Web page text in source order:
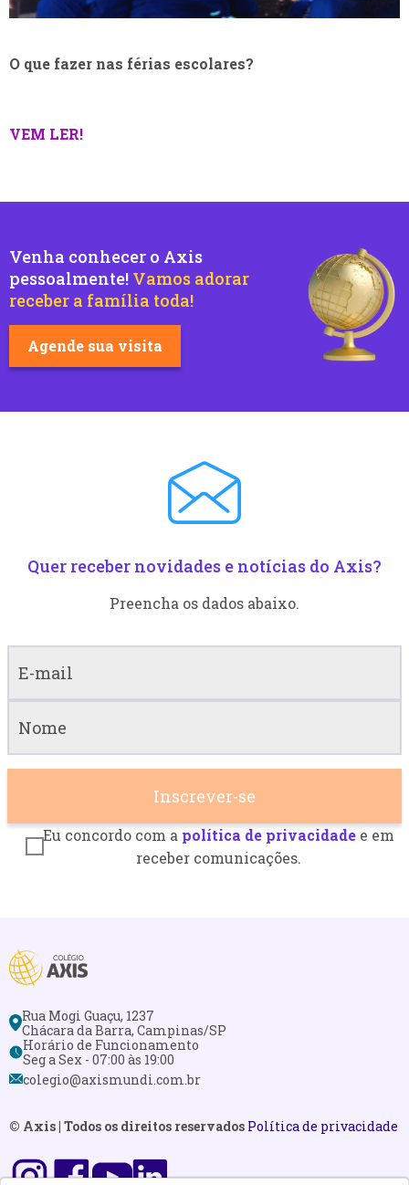
O que fazer nas férias escolares?
VEM LER!
Venha conhecer o Axis
pessoalmente! Vamos adorar
receber a família toda!
Agende sua visita
Quer receber novidades e notícias do Axis?
Preencha os dados abaixo.
Eu concordo com a política de privacidadee em
receber comunicações.
Rua Mogi Guaçu, 1237
Chácara da Barra, Campinas/SP
Horário de Funcionamento
Seg a Sex - 07:00 às 19:00
colegio@axismundi.com.br
© Axis | Todos os direitos reservados Política de privacidade